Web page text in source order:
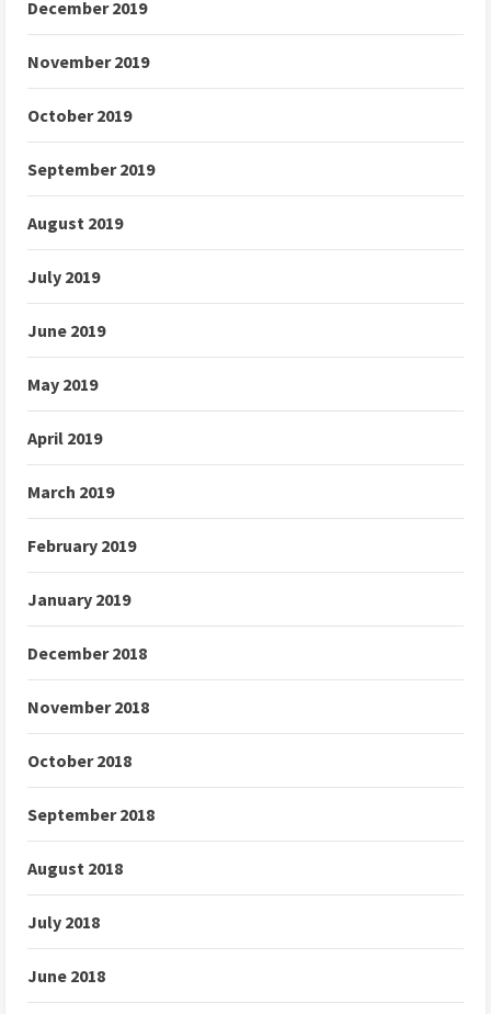
December 2019
November 2019
October 2019
September 2019
August 2019
July 2019
June 2019
May 2019
April 2019
March 2019
February 2019
January 2019
December 2018
November 2018
October 2018
September 2018
August 2018
July 2018
June 2018